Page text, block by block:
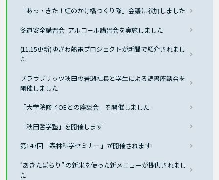
「あっ・きた！虹のかけ橋つくり隊」会議に参加しました
冬道安全講習会･アルコール講習会を実施しました
(11.15更新)ゆざわ熱電プロジェクトが新聞で紹介されまし
た
ブラウブリッツ秋田の岩瀬社長と学生による読書座談会を
開催しました
「大学院修了OBとの座談会」を開催しました
「秋田哲学塾」を開催します
第147回「森林科学セミナー」が開催されます!
“あきたぱらり” の新米を使った新メニューが提供されまし
た